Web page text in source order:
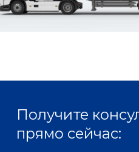
Получите
прямо сейчас: